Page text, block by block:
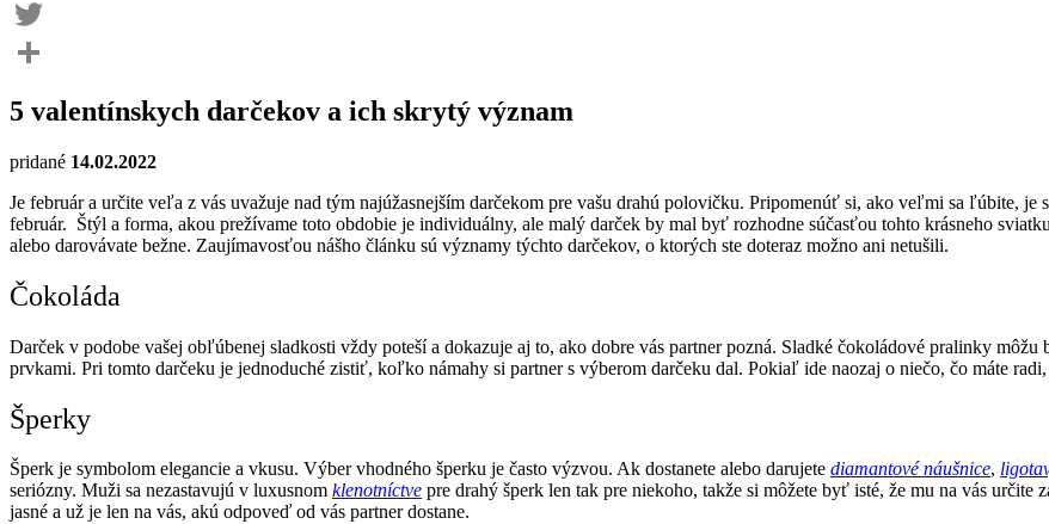
Facebook
Twitter
5 valentínskych darčekov a ich skrytý význam
pridané 14.02.2022
Je február a určite veľa z vás uvažuje nad tým najúžasnejším darčekom pre vašu drahú polovičku. Pripomenúť si, ako veľmi sa ľúbite,
február. Štýl a forma, akou prežívame toto obdobie je individuálny, ale malý darček by mal byť rozhodne súčasťou tohto krásneho
alebo darovávate bežne. Zaujímavosťou nášho článku sú významy týchto darčekov, o ktorých ste doteraz možno ani netušili.
Čokoláda
Darček v podobe vašej obľúbenej sladkosti vždy poteší a dokazuje aj to, ako dobre vás partner pozná. Sladké čokoládové pralinky
prvkami. Pri tomto darčeku je jednoduché zistiť, koľko námahy si partner s výberom darčeku dal. Pokiaľ ide naozaj o niečo, čo máte
Šperky
Šperk je symbolom elegancie a vkusu. Výber vhodného šperku je často výzvou. Ak dostanete alebo darujete diamantové náušnice,
seriózny. Muži sa nezastavujú v luxusnom klenotníctve pre drahý šperk len tak pre niekoho, takže si môžete byť isté, že mu na vás určite
jasné a už je len na vás, akú odpoveď od vás partner dostane.